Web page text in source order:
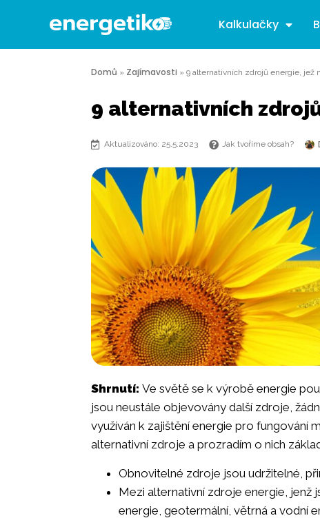
Kalkulačky
Domů » Zajímavosti » 9 alternativních zdrojů energie, jež
9 alternativních
Aktualizováno: 25.5.2023 Jak tvoříme obsah?
Shrnutí: Ve světě se k výrobě energie
jsou neustále objevovány další zdroje,
využíván k zajištění energie pro fungování
alternativní zdroje a prozradím o nich
Obnovitelné zdroje jsou udržitelné,
Mezi alternativní zdroje energie, jenž
energie, geotermální, větrná a vodní